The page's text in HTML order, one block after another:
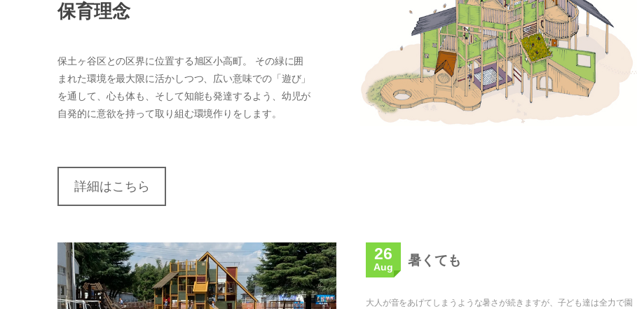
保育理念
保土ヶ谷区との区界に位置する旭区小高町。 その緑に囲
まれた環境を最大限に活かしつつ、広い意味での「遊び」
を通して、心も体も、そして知能も発達するよう、幼児が
自発的に意欲を持って取り組む環境作りをします。
詳細はこちら
26
Aug 暑くても
大人が音をあげてしまうような暑さが続きますが、子ども達は全力で園